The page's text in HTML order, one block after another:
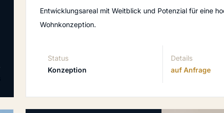
Entwicklungsareal mit Weitblick und Potenzial für eine
Wohnkonzeption.
Status
Konzeption
Details
auf Anfrage